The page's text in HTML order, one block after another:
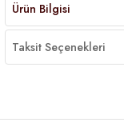
Ürün Bilgisi
Taksit Seçenekleri